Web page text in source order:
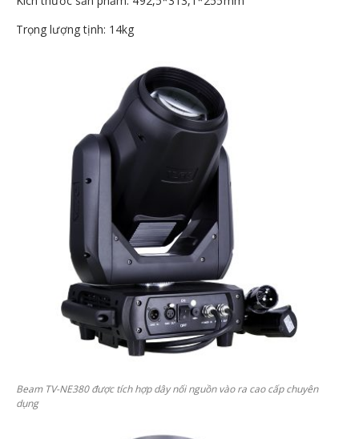
Trọng lượng tịnh: 14kg
Beam TV-NE380 được tích hợp dây nối nguồn vào ra cao cấp chuyên
dụng